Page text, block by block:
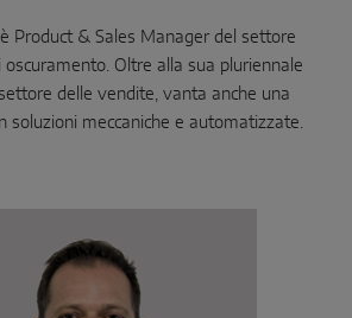
Product & Sales Manager del settore
Oltre alla sua pluriennale
delle vendite, vanta anche una
soluzioni meccaniche e automatizzate.